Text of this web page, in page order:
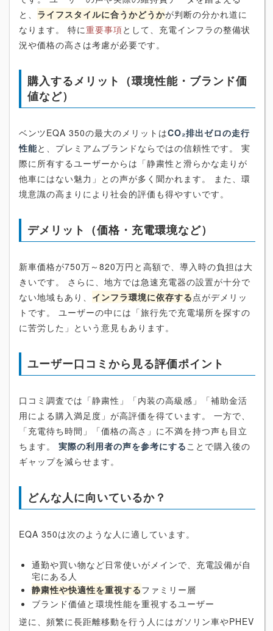
と、 ライフスタイルに合うかどうかが判断の分かれ道に
なります。 特に重要事項として、充電インフラの整備状
況や価格の高さは考慮が必要です。
購入するメリット（環境性能・ブランド価
値など）
ベンツEQA 350の最大のメリットはCO₂排出ゼロの走行
性能と、プレミアムブランドならではの信頼性です。 実
際に所有するユーザーからは「静粛性と滑らかな走りが
他車にはない魅力」との声が多く聞かれます。 また、環
境意識の高まりにより社会的評価も得やすいです。
デメリット（価格・充電環境など）
新車価格が750万～820万円と高額で、導入時の負担は大
きいです。 さらに、地方では急速充電器の設置が十分で
ない地域もあり、 インフラ環境に依存する 点がデメリッ
トです。 ユーザーの中には「旅行先で充電場所を探すの
に苦労した」という意見もあります。
ユーザー口コミから見る評価ポイント
口コミ調査では「静粛性」「内装の高級感」「補助金活
用による購入満足度」が高評価を得ています。 一方で、
「充電待ち時間」「価格の高さ」に不満を持つ声も目立
ちます。 実際の利用者の声を参考にする ことで購入後の
ギャップを減らせます。
どんな人に向いているか？
EQA 350は次のような人に適しています。
通勤や買い物など日常使いがメインで、充電設備が自
宅にある人
静粛性や快適性を重視するファミリー層
ブランド価値と環境性能を重視するユーザー
逆に、頻繁に長距離移動を行う人にはガソリン車やPHEV